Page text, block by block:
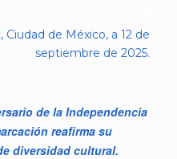
de México, a 12 de
septiembre de 2025.
de la Independencia
reafirma su
diversidad cultural.